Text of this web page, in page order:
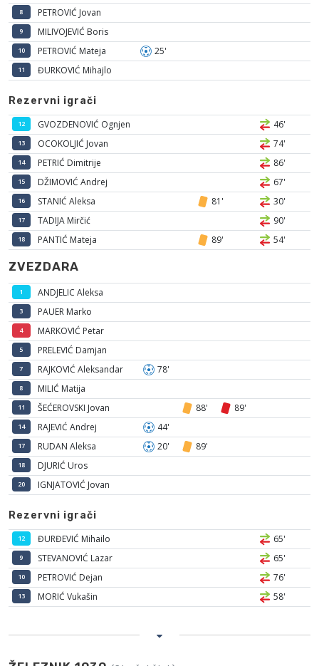
8 PETROVIĆ Jovan
9 MILIVOJEVIĆ Boris
10 PETROVIĆ Mateja 25'
11 ĐURKOVIĆ Mihajlo
Rezervni igrači
12 GVOZDENOVIĆ Ognjen 46'
13 OCOKOLJIĆ Jovan 74'
14 PETRIĆ Dimitrije 86'
15 DŽIMOVIĆ Andrej 67'
16 STANIĆ Aleksa 81' 30'
17 TADIJA Mirčić 90'
18 PANTIĆ Mateja 89' 54'
ZVEZDARA
1 ANDJELIC Aleksa
3 PAUER Marko
4 MARKOVIĆ Petar
5 PRELEVIĆ Damjan
7 RAJKOVIĆ Aleksandar 78'
8 MILIĆ Matija
11 ŠEĆEROVSKI Jovan 88' 89'
14 RAJEVIĆ Andrej 44'
17 RUDAN Aleksa 20' 89'
18 DJURIĆ Uros
20 IGNJATOVIĆ Jovan
Rezervni igrači
12 ĐURĐEVIĆ Mihailo 65'
9 STEVANOVIĆ Lazar 65'
10 PETROVIĆ Dejan 76'
13 MORIĆ Vukašin 58'